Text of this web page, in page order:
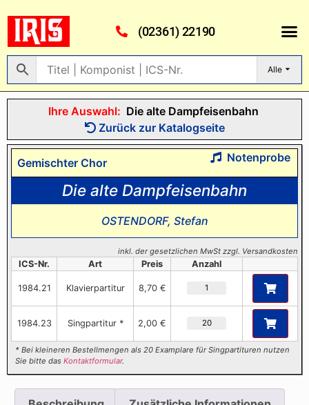
(02361) 22190
Alle
Ihre Auswahl: Die alte Dampfeisenbahn
Zurück zur Katalogseite
Gemischter Chor Notenprobe
Die alte Dampfeisenbahn
OSTENDORF, Stefan
inkl. der gesetzlichen MwSt zzgl. Versandkosten
ICS-Nr. Art Preis Anzahl
1984.21 Klavierpartitur 8,70 €
1984.23 Singpartitur * 2,00 €
* Bei kleineren Bestellmengen als 20 Examplare für Singpartituren nutzen
Sie bitte dasKontaktformular.